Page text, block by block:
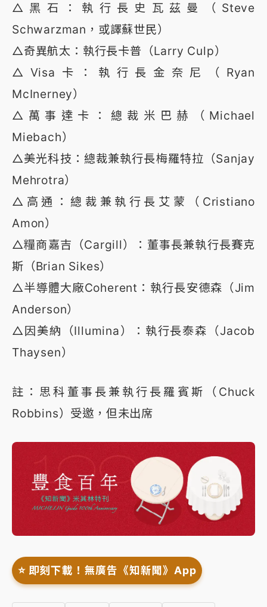
△黑石：執行長史瓦茲曼（Steve
Schwarzman，或譯蘇世民）
△奇異航太：執行長卡普（Larry Culp）
△Visa卡：執行長金奈尼（Ryan
McInerney）
△萬事達卡：總裁米巴赫（Michael
Miebach）
△美光科技：總裁兼執行長梅羅特拉（Sanjay
Mehrotra）
△高通：總裁兼執行長艾蒙（Cristiano
Amon）
△糧商嘉吉（Cargill）：董事長兼執行長賽克
斯（Brian Sikes）
△半導體大廠Coherent：執行長安德森（Jim
Anderson）
△因美納（Illumina）：執行長泰森（Jacob
Thaysen）
註：思科董事長兼執行長羅賓斯（Chuck
Robbins）受邀，但未出席
⭐️ 即刻下載！無廣告《知新聞》App